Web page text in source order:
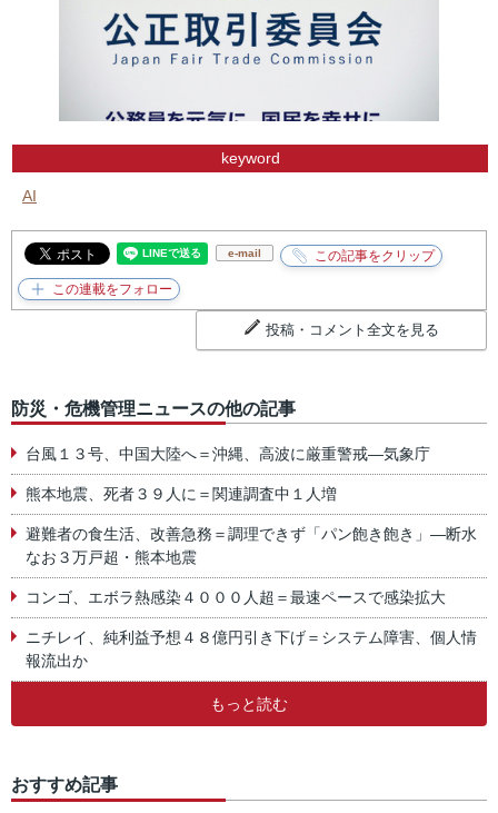
keyword
AI
e-mail
投稿・コメント全文を見る
防災・危機管理ニュースの他の記事
台風１３号、中国大陸へ＝沖縄、高波に厳重警戒―気象庁
熊本地震、死者３９人に＝関連調査中１人増
避難者の食生活、改善急務＝調理できず「パン飽き飽き」―断水
なお３万戸超・熊本地震
コンゴ、エボラ熱感染４０００人超＝最速ペースで感染拡大
ニチレイ、純利益予想４８億円引き下げ＝システム障害、個人情
報流出か
もっと読む
おすすめ記事